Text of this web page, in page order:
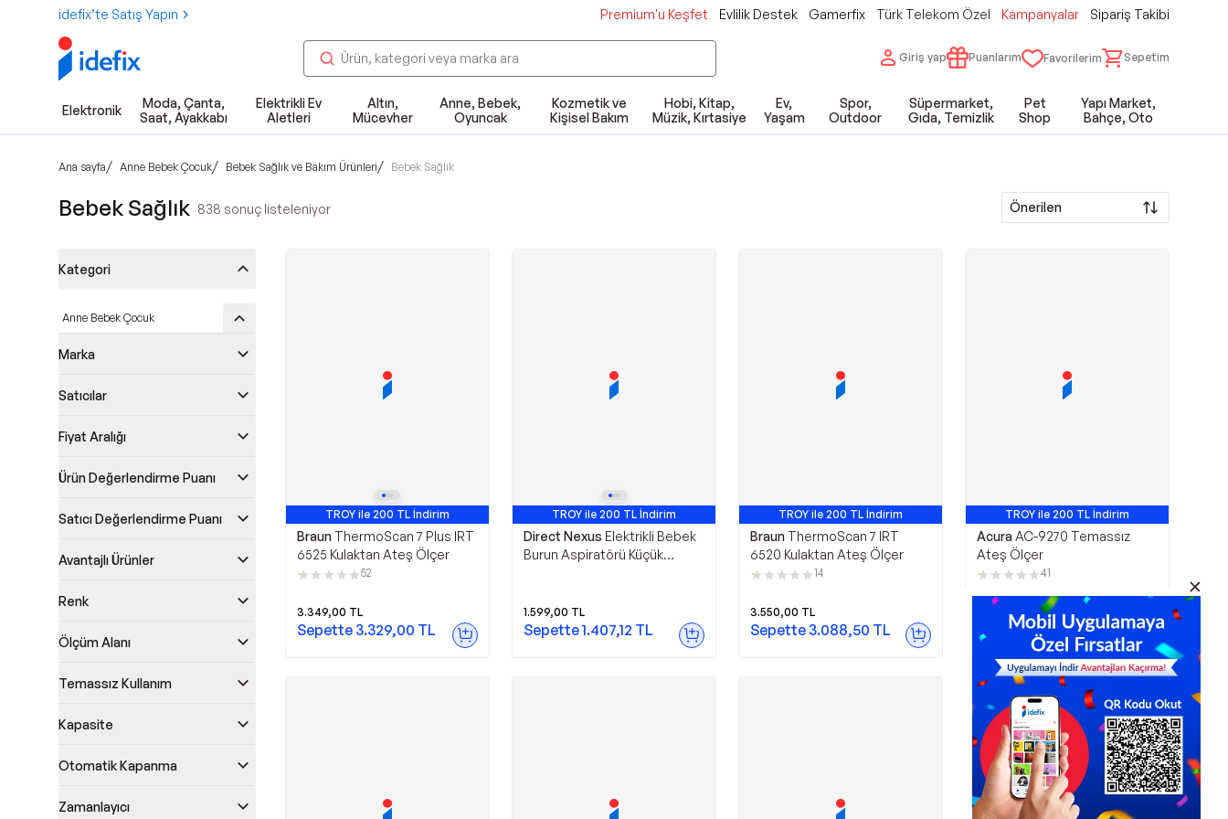
idefix’te Satış Yapın Premium'u Keşfet Evlilik Destek Gamerfix Türk Telekom Özel Kampanyalar Sipariş Takibi
Giriş yap Puanlarım Favorilerim Sepetim
Elektronik
Moda, Çanta,
Saat, Ayakkabı
Elektrikli Ev
Aletleri
Altın,
Mücevher
Anne, Bebek,
Oyuncak
Kozmetik ve
Kişisel Bakım
Hobi, Kitap,
Müzik, Kırtasiye
Ev,
Yaşam
Spor,
Outdoor
Süpermarket,
Gıda, Temizlik
Pet
Shop
Yapı Market,
Bahçe, Oto
Ana sayfa/ Anne Bebek Çocuk/ Bebek Sağlık ve Bakım Ürünleri/ Bebek Sağlık
Bebek Sağlık 838 sonuç listeleniyor Önerilen
Kategori
Anne Bebek Çocuk
Marka
Satıcılar
Fiyat Aralığı
Ürün Değerlendirme Puanı
Satıcı Değerlendirme Puanı
Avantajlı Ürünler
Renk
Ölçüm Alanı
Temassız Kullanım
Kapasite
Otomatik Kapanma
Zamanlayıcı
TROY ile 200 TL İndirim
Braun ThermoScan 7 Plus IRT
6525 Kulaktan Ateş Ölçer
52
3.349,00 TL
Sepette 3.329,00 TL
TROY ile 200 TL İndirim
Direct Nexus Elektrikli Bebek
Burun Aspiratörü Küçük
1.599,00 TL
Sepette1.407,12 TL
TROY ile 200 TL İndirim
Braun ThermoScan 7 IRT
6520 Kulaktan Ateş Ölçer
14
3.550,00 TL
Sepette 3.088,50 TL
TROY ile 200 TL İndirim
Acura AC-9270 Temassız
Ateş Ölçer
41
266,36TL